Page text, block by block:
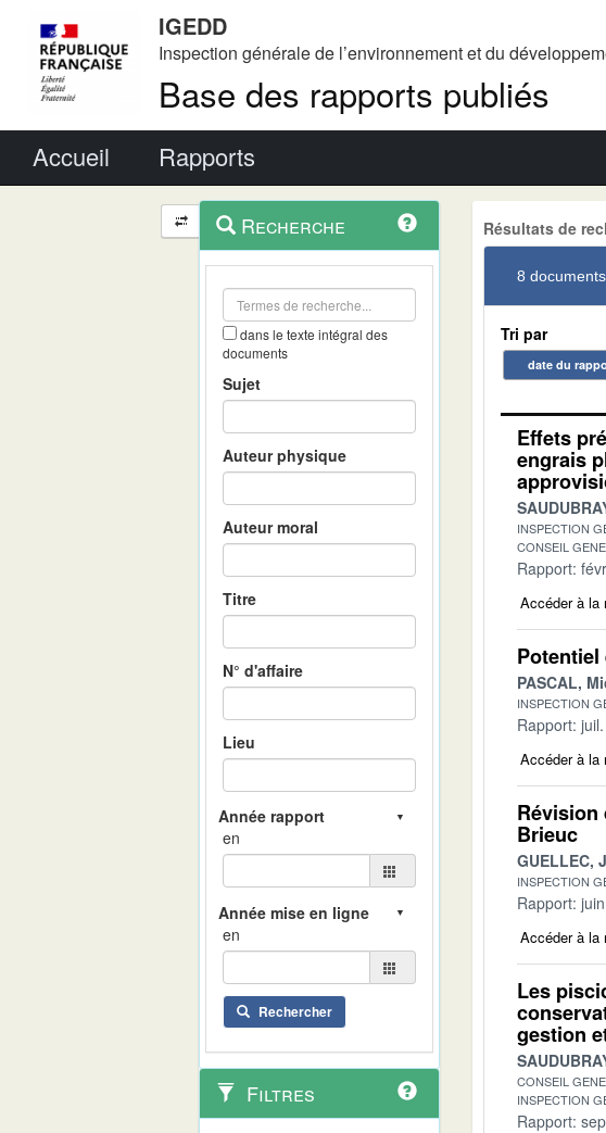
IGEDD
Inspection générale de l’environnement et du
Base des rapports publiés
Accueil Rapports
Navigation
et
outils
contextuel
Recherche
dans le texte intégral des
documents
Sujet
Auteur physique
Auteur moral
Titre
N° d'affaire
Lieu
en
en
Rechercher
Filtres
Résultats de
8
Tri par
date du
Effets
engrais
INSPECTION
CONSEIL
Rapport:
Accéder à la
Potentiel
PASCAL,
INSPECTION
Rapport:
Accéder à la
Révision
Brieuc
GUELLEC,
INSPECTION
Rapport:
Accéder à la
Les
gestion
CONSEIL
INSPECTION
Rapport: